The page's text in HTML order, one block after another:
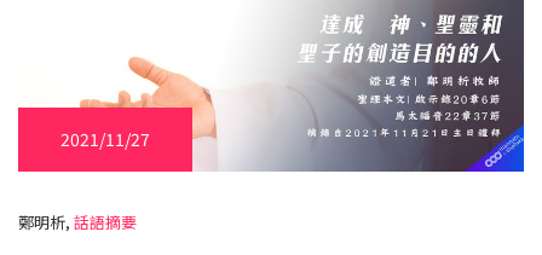
2021/11/27
鄭明析, 話語摘要